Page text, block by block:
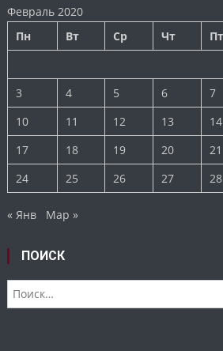
Февраль 2020
Пн
Вт Ср Чт Пт
3
4 5 6 7
10
11 12 13 14
17
18 19 20 21
24
25 26 27 28
« Янв Мар »
ПОИСК